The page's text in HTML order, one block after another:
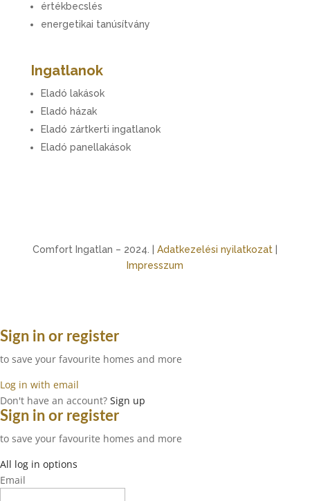
értékbecslés
energetikai tanúsítvány
Ingatlanok
Eladó lakások
Eladó házak
Eladó zártkerti ingatlanok
Eladó panellakások
Comfort Ingatlan – 2024. | Adatkezelési nyilatkozat|
Impresszum
Sign in or register
to save your favourite homes and more
Log in with email
Don't have an account? Sign up
Sign in or register
to save your favourite homes and more
All log in options
Email